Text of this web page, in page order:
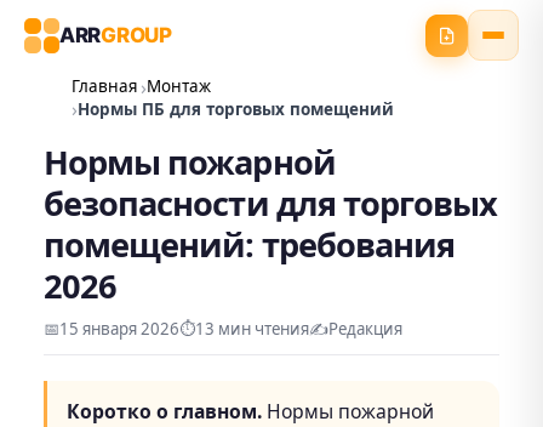
ARRGROUP
Главная Монтаж
Нормы ПБ для торговых помещений
Нормы пожарной
безопасности для торговых
помещений: требования
2026
📅15 января 2026⏱️13 мин чтения✍️Редакция
Коротко о главном. Нормы пожарной